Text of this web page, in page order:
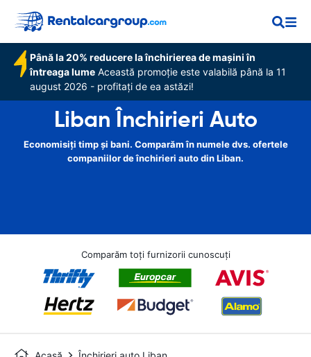
Până la 20% reducere la închirierea de mașini în
întreaga lume Această promoție este valabilă până la 11
august 2026 - profitați de ea astăzi!
Liban Închirieri Auto
Economisiți timp și bani. Comparăm în numele dvs. ofertele
companiilor de închirieri auto din Liban.
Comparăm toți furnizorii cunoscuți